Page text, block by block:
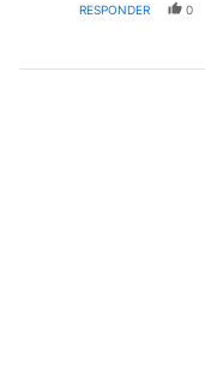
RESPONDER 0